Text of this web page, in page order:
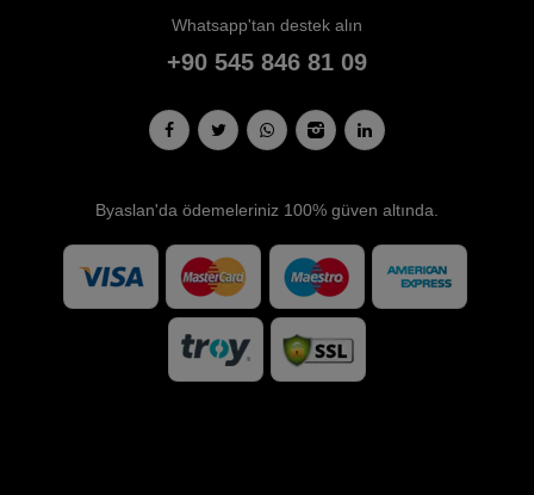
Whatsapp'tan destek alın
+90 545 846 81 09
Byaslan'da ödemeleriniz 100% güven altında.